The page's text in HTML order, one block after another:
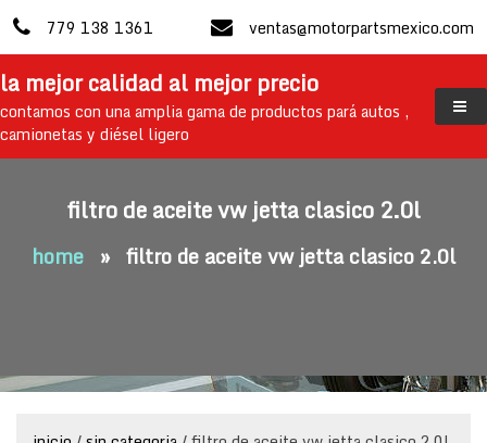
to
content
779 138 1361 ventas@motorpartsmexico.com
la mejor calidad al mejor precio
contamos con una amplia gama de productos pará autos ,
camionetas y diésel ligero
filtro de aceite vw jetta clasico 2.0l
home » filtro de aceite vw jetta clasico 2.0l